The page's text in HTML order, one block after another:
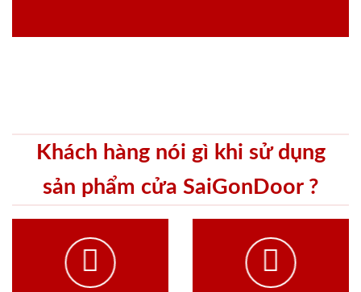
Khách hàng nói gì khi sử dụng
sản phẩm cửa SaiGonDoor ?